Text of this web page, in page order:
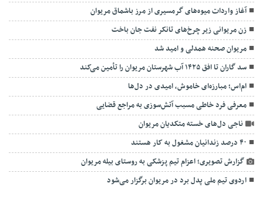
آغاز واردات میوه‌های گرمسیری از مرز باشماق مریوان
زن مریوانی زیر چرخ‌های تانکر نفت جان باخت
مریوان صحنه همدلی و امید شد
سد گاران تا افق ۱۴۲۵ آب شهرستان مریوان را تأمین می‌کند
ام‌اس؛ مبارزه‌ای خاموش، امیدی در دل‌ها
معرفی فرد خاطی مسبب آتش‌سوزی به مراجع قضایی
ناجی دل‌های خسته متکدیان مریوان
۴۰ درصد زندانیان مشغول به کار هستند
گزارش تصویری؛ اعزام تیم پزشکی به روستای بیله مریوان
اردوی تیم ملی پدل برد در مریوان برگزار می‌شود